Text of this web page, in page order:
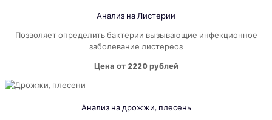
Анализ на Листерии
Позволяет определить бактерии вызывающие инфекционное
заболевание листереоз
Цена от 2220 рублей
Анализ на дрожжи, плесень